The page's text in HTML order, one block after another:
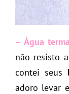
– Água
não resisto
contei seus
adoro levar